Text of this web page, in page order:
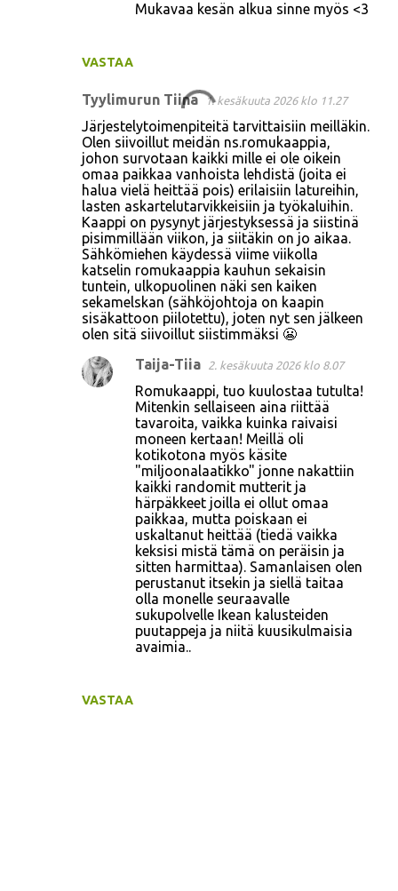
VASTAA
Mukavaa kesän alkua sinne myös <3
Tyylimurun Tiina 1. kesäkuuta 2026 klo 11.27
Järjestelytoimenpiteitä tarvittaisiin meilläkin.
Olen siivoillut meidän ns.romukaappia,
johon survotaan kaikki mille ei ole oikein
omaa paikkaa vanhoista lehdistä (joita ei
halua vielä heittää pois) erilaisiin latureihin,
lasten askartelutarvikkeisiin ja työkaluihin.
Kaappi on pysynyt järjestyksessä ja siistinä
pisimmillään viikon, ja siitäkin on jo aikaa.
Sähkömiehen käydessä viime viikolla
katselin romukaappia kauhun sekaisin
tuntein, ulkopuolinen näki sen kaiken
sekamelskan (sähköjohtoja on kaapin
sisäkattoon piilotettu), joten nyt sen jälkeen
olen sitä siivoillut siistimmäksi 😬
VASTAA
Taija-Tiia 2. kesäkuuta 2026 klo 8.07
Romukaappi, tuo kuulostaa tutulta!
Mitenkin sellaiseen aina riittää
tavaroita, vaikka kuinka raivaisi
moneen kertaan! Meillä oli
kotikotona myös käsite
"miljoonalaatikko" jonne nakattiin
kaikki randomit mutterit ja
härpäkkeet joilla ei ollut omaa
paikkaa, mutta poiskaan ei
uskaltanut heittää (tiedä vaikka
keksisi mistä tämä on peräisin ja
sitten harmittaa). Samanlaisen olen
perustanut itsekin ja siellä taitaa
olla monelle seuraavalle
sukupolvelle Ikean kalusteiden
puutappeja ja niitä kuusikulmaisia
avaimia..